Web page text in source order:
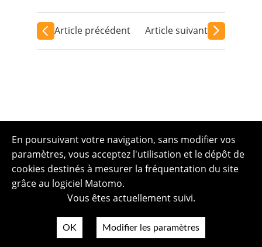
Article précédent Article suivant
En poursuivant votre navigation, sans modifier vos
paramètres, vous acceptez l'utilisation et le dépôt de
cookies destinés à mesurer la fréquentation du site
grâce au logiciel Matomo.
Vous êtes actuellement suivi.
OK Modifier les paramètres